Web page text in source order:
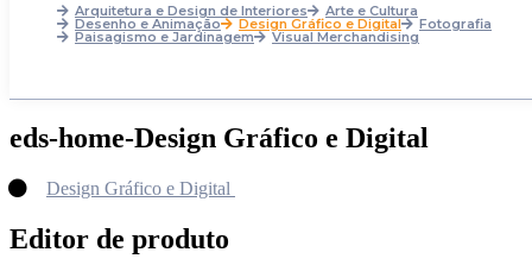
Arquitetura e Design de Interiores Arte e Cultura
Desenho e Animação Design Gráfico e Digital Fotografia
Paisagismo e Jardinagem Visual Merchandising
eds-home-Design Gráfico e Digital
Design Gráfico e Digital
Editor de produto